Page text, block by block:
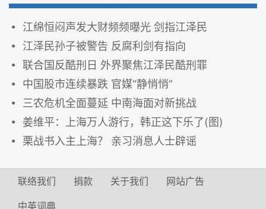
江绵恒闷声发大财频频曝光 剑指江泽民
江泽民孙子被警告 反腐利剑有指向
联合国反酷刑日 外界聚焦江泽民酷刑罪
中国股市连续暴跌 官媒“静悄悄”
三农危机全面蔓延 中南海面对新挑战
姜维平：上海万人游行，韩正这下乐了(图)
栗战书入主上海？ 亲习消息人士辟谣
联络我们 捐款 关于我们 网站广告
中英词典